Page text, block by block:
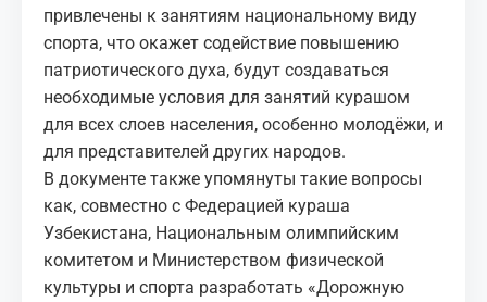
привлечены к занятиям национальному виду
спорта, что окажет содействие повышению
патриотического духа, будут создаваться
необходимые условия для занятий курашом
для всех слоев населения, особенно молодёжи, и
для представителей других народов.
В документе также упомянуты такие вопросы
как, совместно с Федерацией кураша
Узбекистана, Национальным олимпийским
комитетом и Министерством физической
культуры и спорта разработать «Дорожную